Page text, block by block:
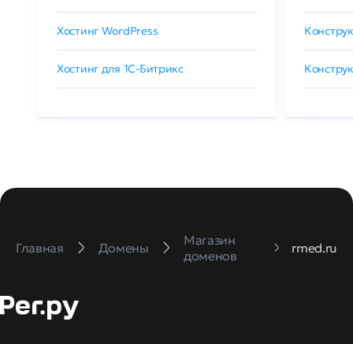
Хостинг WordPress
Хостинг для 1C-Битрикс
Главная Домены
Магазин
доменов
rmed.ru